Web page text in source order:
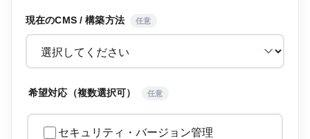
現在のCMS / 構築方法 任意
希望対応（複数選択可） 任意
セキュリティ・バージョン管理